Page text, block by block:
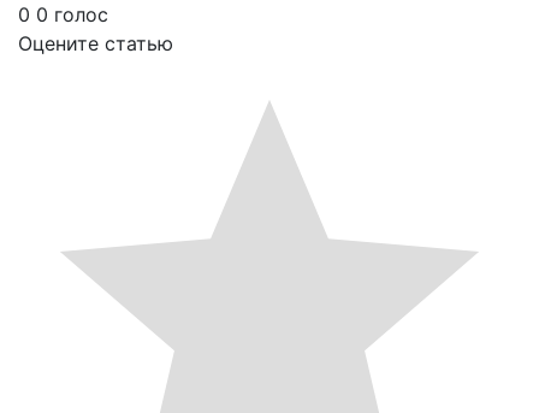
0 0 голос
Оцените статью